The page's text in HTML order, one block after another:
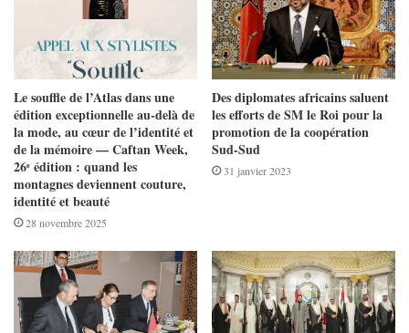
Le souffle de l’Atlas dans une
édition exceptionnelle au-delà de
la mode, au cœur de l’identité et
de la mémoire — Caftan Week,
26ᵉ édition : quand les
montagnes deviennent couture,
identité et beauté
28 novembre 2025
Des diplomates africains saluent
les efforts de SM le Roi pour la
promotion de la coopération
Sud-Sud
31 janvier 2023